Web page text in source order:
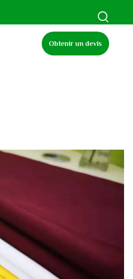
Obtenir un devis